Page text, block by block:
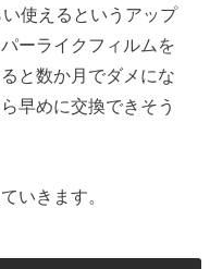
使えるというアップ
ーライクフィルムを
と数か月でダメにな
早めに交換できそう
いきます。